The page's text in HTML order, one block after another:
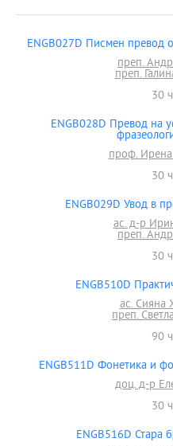
ENGB027D Писмен превод
преп.
преп.
30
ENGB028D Превод на
проф.
30
ENGB029D Увод в
ас. д-р
преп.
30
ENGB510D
ас. Сияна
преп.
90
ENGB511D Фонетика и
доц. д-р
30
ENGB516D Стара